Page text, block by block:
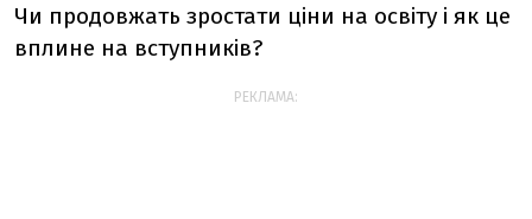
Чи продовжать зростати ціни на освіту і як це
вплине на вступників?
РЕКЛАМА: